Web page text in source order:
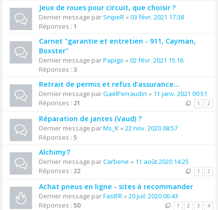
Jeux de roues pour circuit, que choisir ?
Dernier message par SnipeR « 03 févr. 2021 17:38
Réponses : 1
Carnet "garantie et entretien - 911, Cayman,
Boxster"
Dernier message parPapigo « 02 févr. 2021 15:16
Réponses : 3
Retrait de permis et refus d'assurance...
Dernier message parGaëlPerraudin « 11 janv. 2021 09:51
Réponses : 21 1 2
Réparation de jantes (Vaud) ?
Dernier message parMs_K « 22 nov. 2020 08:57
Réponses : 5
Alchimy7
Dernier message parCarbene « 11 août 2020 14:25
Réponses : 22 1 2
Achat pneus en ligne - sites à recommander
Dernier message parFastFR « 20 juil. 2020 06:43
Réponses : 50 1 2 3 4